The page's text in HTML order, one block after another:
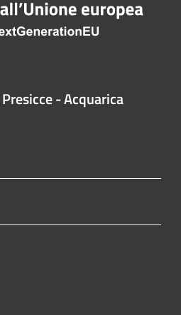
- Acquarica